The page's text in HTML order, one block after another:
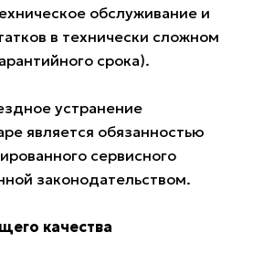
обслуживание и
в технически сложном
срока).
устранение
является обязанностью
сервисного
законодательством.
качества